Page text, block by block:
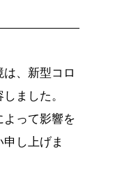
、新型コロ
ました。
よって影響を
し上げま